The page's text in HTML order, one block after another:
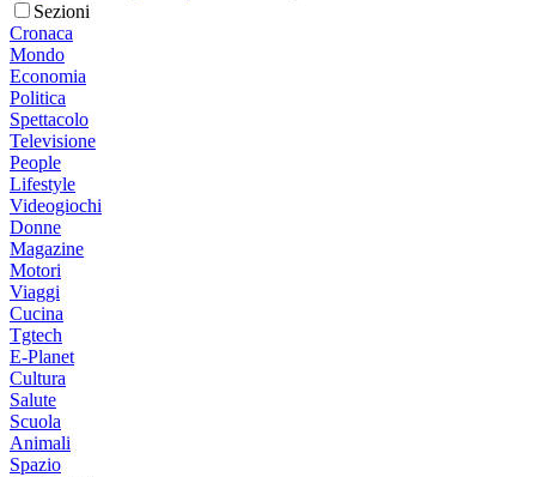
Sezioni
Cronaca
Mondo
Economia
Politica
Spettacolo
Televisione
People
Lifestyle
Videogiochi
Donne
Magazine
Motori
Viaggi
Cucina
Tgtech
E-Planet
Cultura
Salute
Scuola
Animali
Spazio